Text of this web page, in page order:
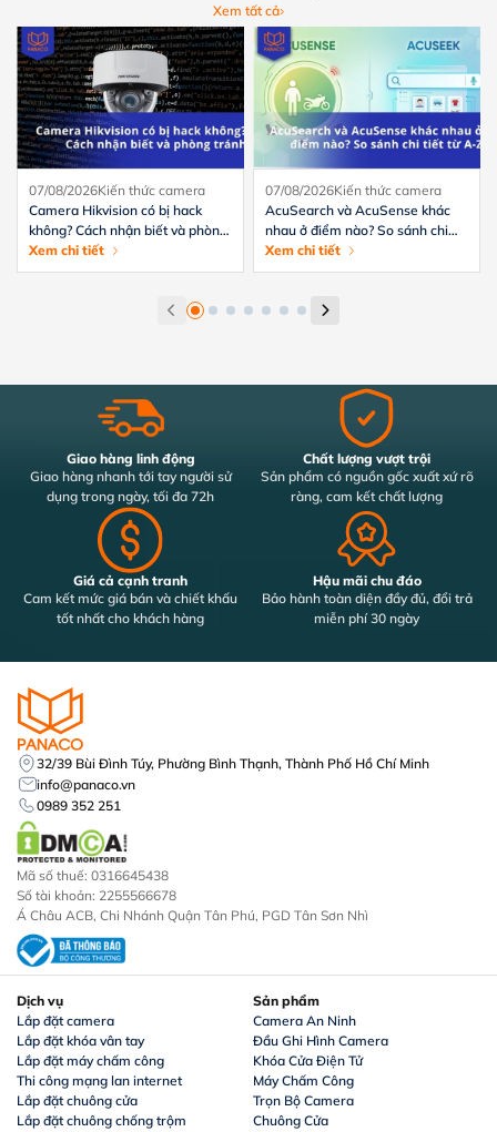
Xem tất cả
07/08/2026Kiến thức camera
Camera Hikvision có bị hack
không? Cách nhận biết và phòng
tránh hiệu quả
Xem chi tiết
07/08/2026Kiến thức camera
AcuSearch và AcuSense khác
nhau ở điểm nào? So sánh chi
tiết từ A-Z
Xem chi tiết
Giao hàng linh động
Giao hàng nhanh tới tay người sử
dụng trong ngày, tối đa 72h
Chất lượng vượt trội
Sản phẩm có nguồn gốc xuất xứ rõ
ràng, cam kết chất lượng
Giá cả cạnh tranh
Cam kết mức giá bán và chiết khấu
tốt nhất cho khách hàng
Hậu mãi chu đáo
Bảo hành toàn diện đầy đủ, đổi trả
miễn phí 30 ngày
Dịch vụ
Lắp đặt camera
Lắp đặt khóa vân tay
Lắp đặt máy chấm công
Thi công mạng lan internet
Lắp đặt chuông cửa
Lắp đặt chuông chống trộm
Sản phẩm
Camera An Ninh
Đầu Ghi Hình Camera
Khóa Cửa Điện Tử
Máy Chấm Công
Trọn Bộ Camera
Chuông Cửa
32/39 Bùi Đình Túy, Phường Bình Thạnh, Thành Phố Hồ Chí Minh
info@panaco.vn
0989 352 251
Mã số thuế: 0316645438
Số tài khoản: 2255566678
Á Châu ACB, Chi Nhánh Quận Tân Phú, PGD Tân Sơn Nhì